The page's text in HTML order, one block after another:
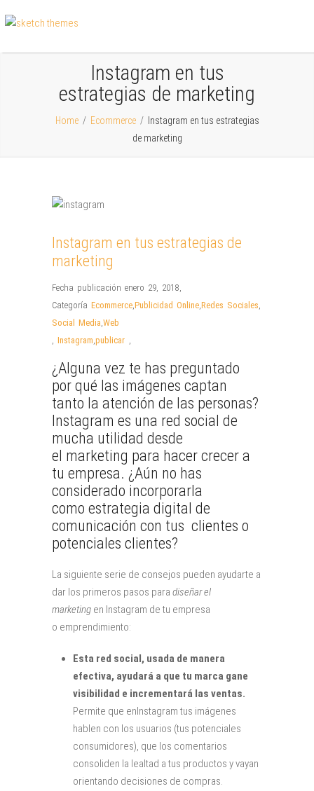
Instagram en tus
estrategias de marketing
Home / Ecommerce /
Instagram en tus estrategias
de marketing
Instagram en tus estrategias de
marketing
Fecha publicación enero 29, 2018,
Categoría Ecommerce,Publicidad Online,Redes Sociales,
Social Media,Web
, Instagram,publicar ,
¿Alguna vez te has preguntado
por qué las imágenes captan
tanto la atención de las personas?
Instagram es una red social de
mucha utilidad desde
el marketing para hacer crecer a
tu empresa. ¿Aún no has
considerado incorporarla
como estrategia digital de
comunicación con tus clientes o
potenciales clientes?
La siguiente serie de consejos pueden ayudarte a
dar los primeros pasos para diseñar el
marketing en Instagram de tu empresa
o emprendimiento:
Esta red social, usada de manera
efectiva, ayudará a que tu marca gane
visibilidad e incrementará las ventas.
Permite que enInstagram tus imágenes
hablen con los usuarios (tus potenciales
consumidores), que los comentarios
consoliden la lealtad a tus productos y vayan
orientando decisiones de compras.